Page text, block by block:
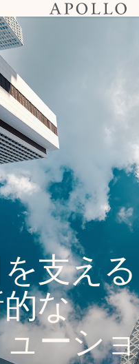
支える
な
ーショ